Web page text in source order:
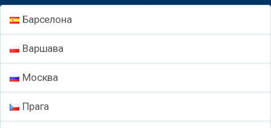
Барселона
Варшава
Москва
Прага